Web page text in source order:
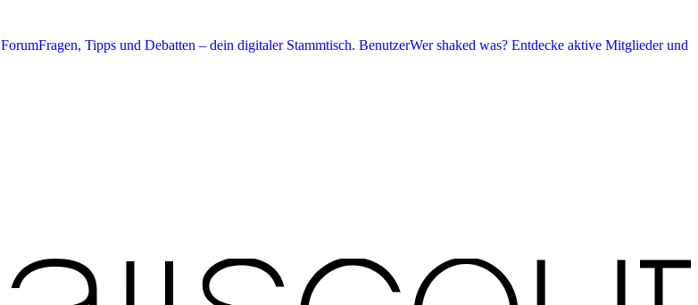
ForumFragen, Tipps und Debatten – dein digitaler Stammtisch. BenutzerWer shaked was? Entdecke aktive Mitglieder und